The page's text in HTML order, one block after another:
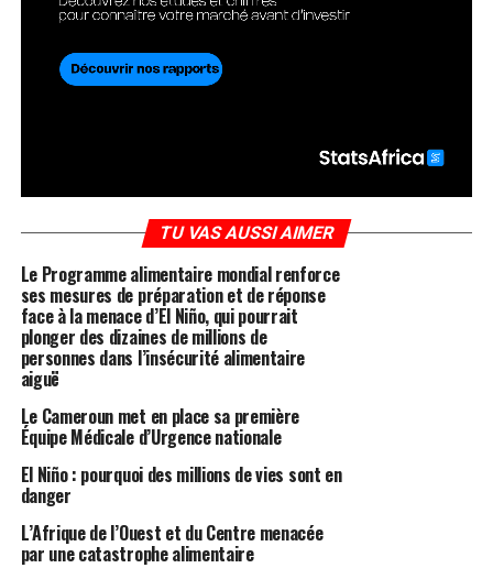
TU VAS AUSSI AIMER
Le Programme alimentaire mondial renforce
ses mesures de préparation et de réponse
face à la menace d’El Niño, qui pourrait
plonger des dizaines de millions de
personnes dans l’insécurité alimentaire
aiguë
Le Cameroun met en place sa première
Équipe Médicale d’Urgence nationale
El Niño : pourquoi des millions de vies sont en
danger
L’Afrique de l’Ouest et du Centre menacée
par une catastrophe alimentaire